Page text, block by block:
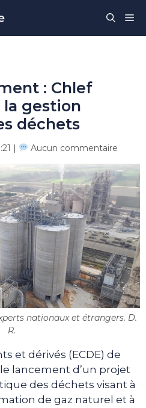
: Chlef
gestion
déchets
| Aucun commentaire
nationaux et étrangers. D.
R.
et dérivés (ECDE) de
lancement d’un projet
des déchets visant à
de gaz naturel et à